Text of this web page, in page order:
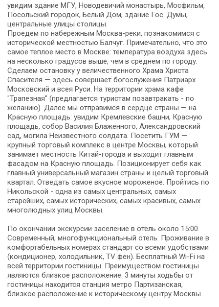
увидим здание МГУ, Новодевичий монастырь, Мосфильм,
Посольский городок, Белый Дом, здание Гос. Думы,
центральные улицы столицы.
Проедем по набережным Москва-реки, познакомимся с
исторической местностью Балчуг. Примечательно, что это
самое теплое место в Москве: температура воздуха здесь
на несколько градусов выше, чем в среднем по городу.
Сделаем остановку у величественного Храма Христа
Спасителя — здесь совершает богослужения Патриарх
Московский и всея Руси. На территории храма кафе
"Трапезная" (предлагается туристам позавтракать - по
желанию). Далее мы отправимся в сердце страны — на
Красную площадь: увидим Кремлевские башни, Красную
площадь, собор Василия Блаженного, Александровский
сад, могила Неизвестного солдата. Посетить ГУМ —
крупный торговый комплекс в центре Москвы, который
занимает местность Китай-города и выходит главным
фасадом на Красную площадь. Позиционирует себя как
главный универсальный магазин страны и целый торговый
квартал. Отведать самое вкусное мороженое. Пройтись по
Никольской - одна из самых центральных, самых
старейших, самых исторических, самых красивых, самых
многолюдных улиц Москвы.
По окончании экскурсии заселение в отель около 15:00.
Современный, многофункциональный отель. Проживание в
комфортабельных номерах стандарт со всеми удобствами
(кондиционер, холодильник, TV фен). Бесплатный Wi-Fi на
всей территории гостиницы. Преимуществом гостиницы
являются близкое расположение: 3 минуты ходьбы от
гостиницы находится станция метро Партизанская,
близкое расположение к историческому центру Москвы.